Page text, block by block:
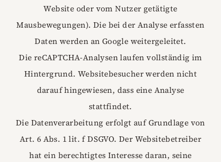
Website oder vom Nutzer getätigte
Mausbewegungen). Die bei der Analyse erfassten
Daten werden an Google weitergeleitet.
Die reCAPTCHA-Analysen laufen vollständig im
Hintergrund. Websitebesucher werden nicht
darauf hingewiesen, dass eine Analyse
stattfindet.
Die Datenverarbeitung erfolgt auf Grundlage von
Art. 6 Abs. 1 lit. f DSGVO. Der Websitebetreiber
hat ein berechtigtes Interesse daran, seine